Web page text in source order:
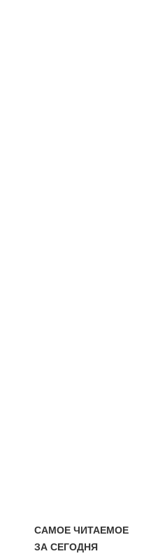
САМОЕ ЧИТАЕМОЕ
ЗА СЕГОДНЯ